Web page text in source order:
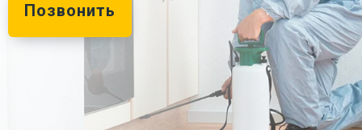
Позвонить